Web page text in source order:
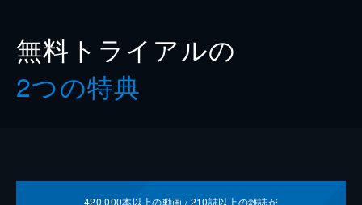
無料トライアルの
2つの特典
420,000本以上の動画 /210誌以上の雑誌が